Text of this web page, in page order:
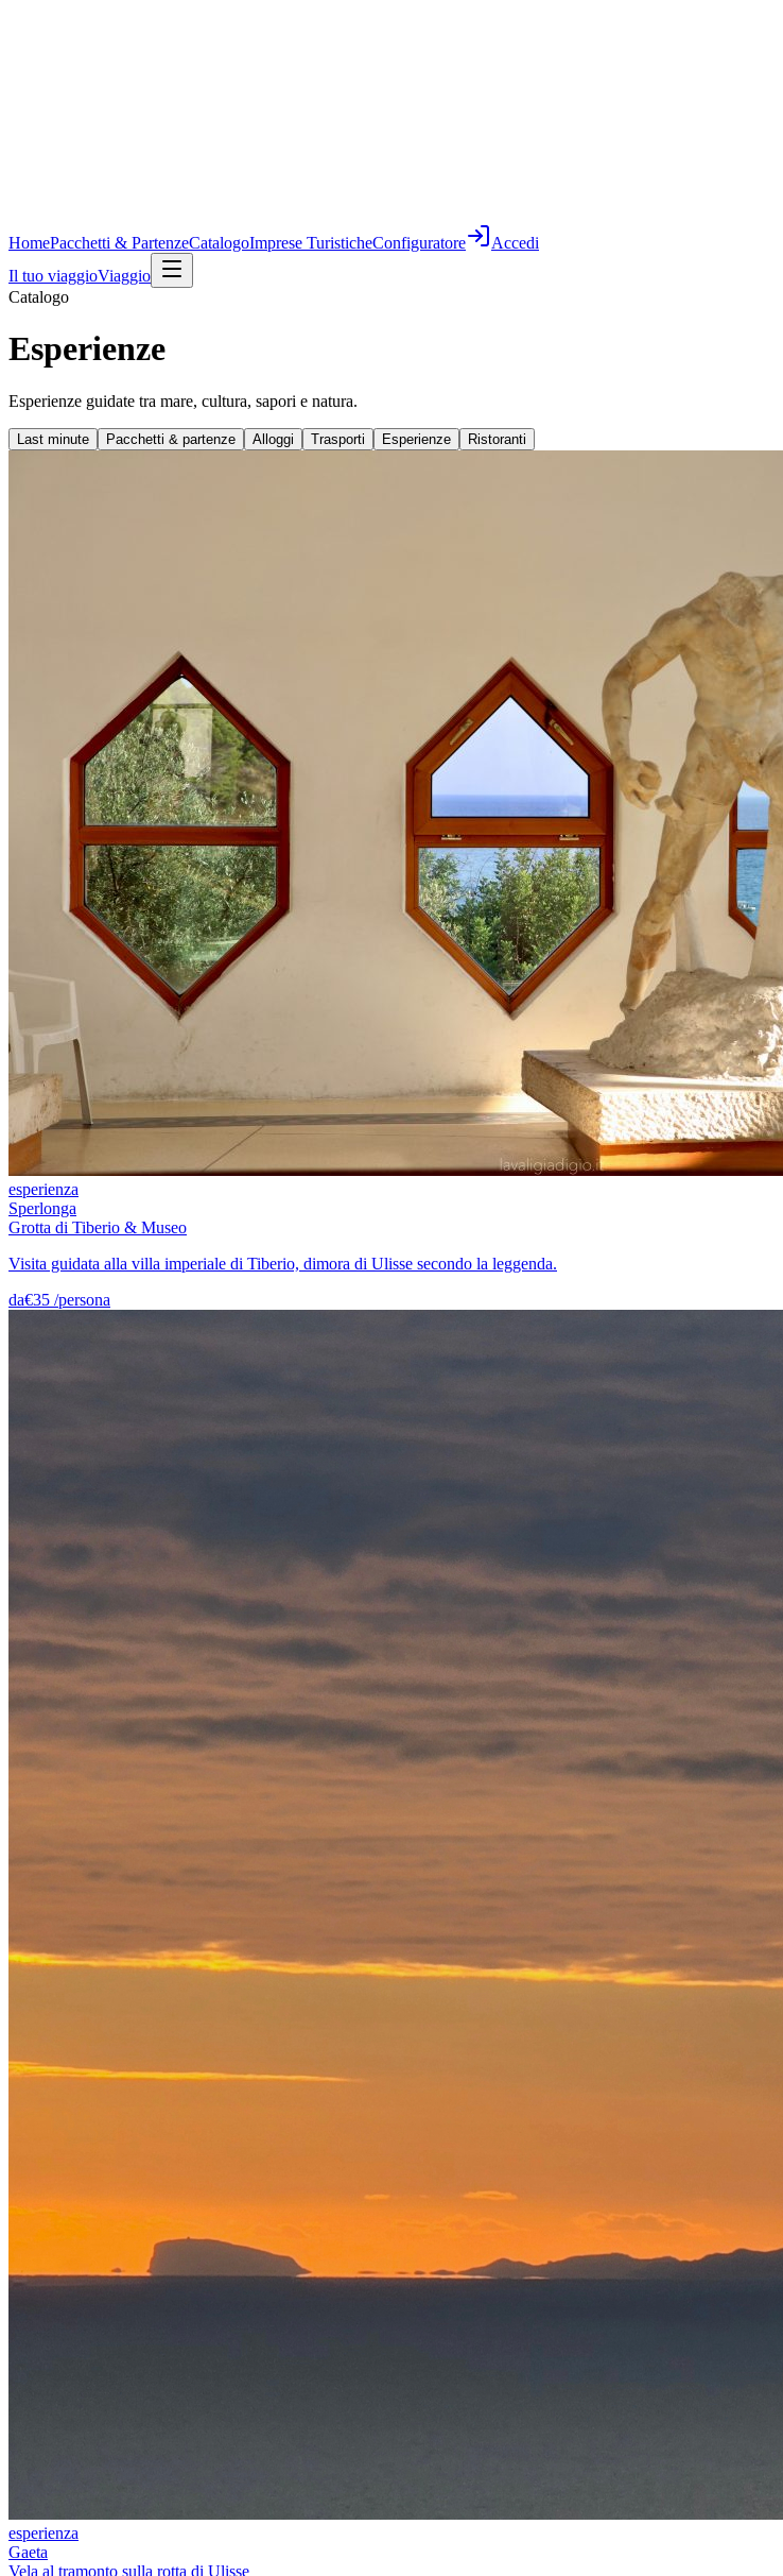
HomePacchetti & PartenzeCatalogoImprese TuristicheConfiguratore
Accedi
Il tuo viaggioViaggio
Catalogo
Esperienze
Esperienze guidate tra mare, cultura, sapori e natura.
Last minute Pacchetti & partenze Alloggi Trasporti Esperienze Ristoranti
esperienza
Sperlonga
Grotta di Tiberio & Museo
Visita guidata alla villa imperiale di Tiberio, dimora di Ulisse secondo la leggenda.
da€35 /persona
esperienza
Gaeta
Vela al tramonto sulla rotta di Ulisse